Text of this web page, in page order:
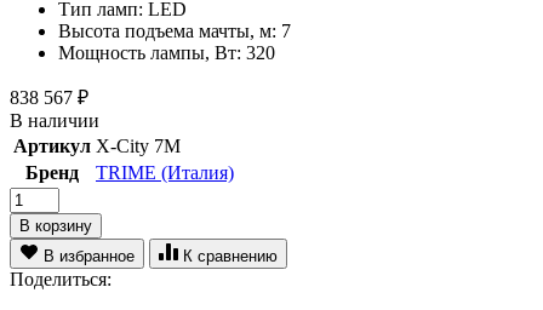
Тип ламп: LED
Высота подъема мачты, м: 7
Мощность лампы, Вт: 320
838 567 ₽
В наличии
Артикул X-City 7M
Бренд
TRIME (Италия)
В корзину
В избранное
К сравнению
Поделиться: